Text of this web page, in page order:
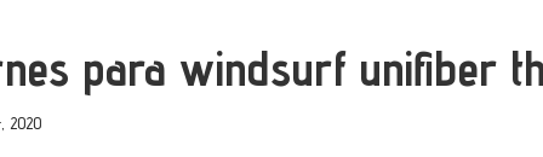
para windsurf unifiber
2020